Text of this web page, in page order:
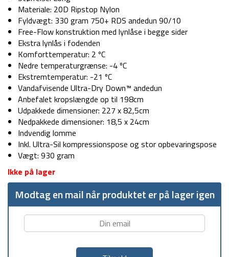
Materiale: 20D Ripstop Nylon
Fyldvægt: 330 gram 750+ RDS andedun 90/10
Free-Flow konstruktion med lynlåse i begge sider
Ekstra lynlås i fodenden
Komforttemperatur: 2 ºC
Nedre temperaturgrænse: -4 ºC
Ekstremtemperatur: -21 ºC
Vandafvisende Ultra-Dry Down™ andedun
Anbefalet kropslængde op til 198cm
Udpakkede dimensioner: 227 x 82,5cm
Nedpakkede dimensioner: 18,5 x 24cm
Indvendig lomme
Inkl. Ultra-Sil kompressionspose og stor opbevaringspose
Vægt: 930 gram
Ikke på lager
Modtag en mail når produktet er på lager igen